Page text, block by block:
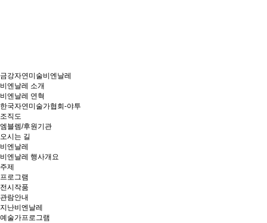
금강자연미술비엔날레
비엔날레 소개
비엔날레 연혁
한국자연미술가협회-야투
조직도
엠블렘/후원기관
오시는 길
비엔날레
비엔날레 행사개요
주제
프로그램
전시작품
관람안내
지난비엔날레
예술가프로그램